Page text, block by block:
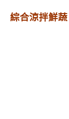
綜合涼拌鮮蔬